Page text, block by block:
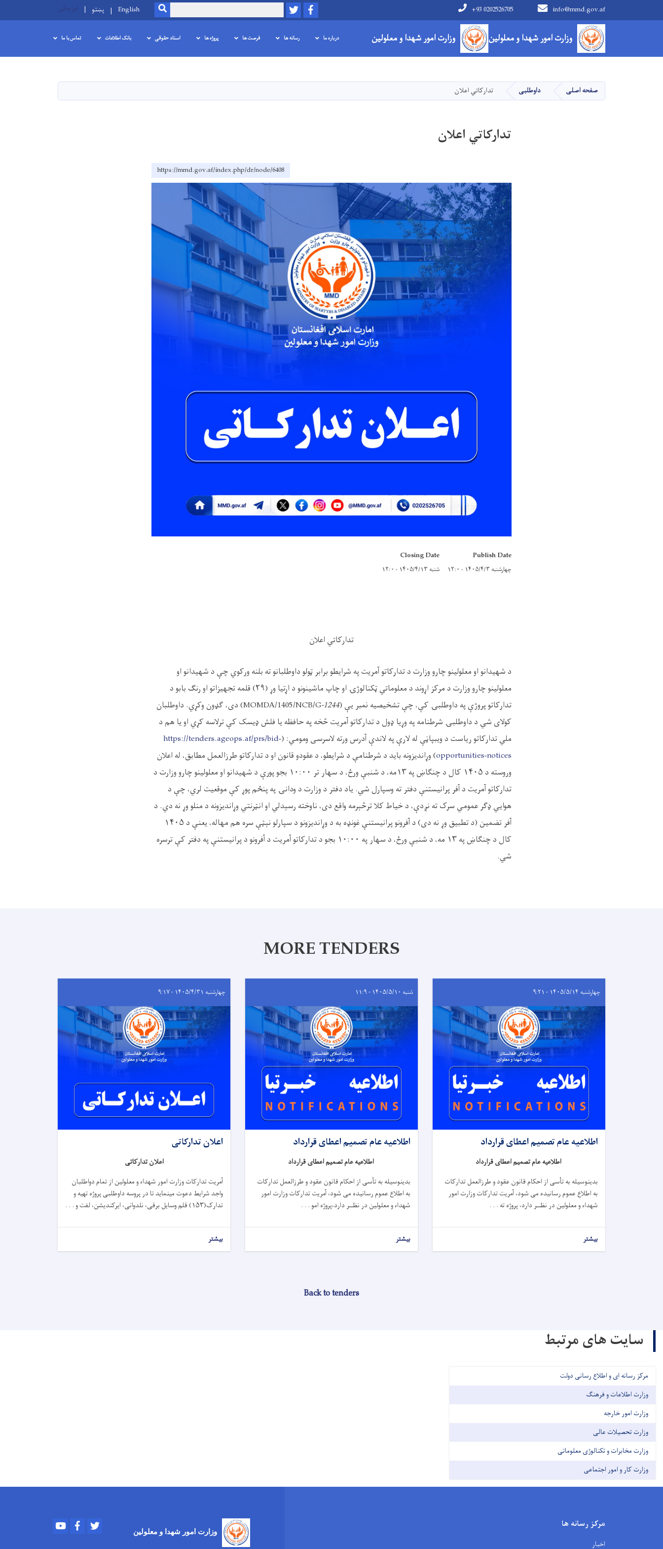
content
info@mmd.gov.af
+93 0202526705
Facebook
Twitter
Search
SEARCH
English پښتو اوزبیکی
وزارت امور شهدا و معلولین
Main navigation
وزارت امور شهدا و معلولین درباره ما رسانه ها فرصت ها پروژه ها اسناد حقوقی بانک اطلاعات تماس با ما
صفحه اصلی داوطلبی تدارکاتي اعلان
تدارکاتي اعلان
https://mmd.gov.af/index.php/dr/node/6408
Publish Date
چهارشنبه ۱۴۰۵/۴/۳ - ۱۲:۰
Closing Date
شنبه ۱۴۰۵/۴/۱۳ - ۱۲:۰
تدارکاتي اعلان
د شهیدانو او معلولینو چارو وزارت د تدارکاتو آمریت په شرایطو برابر ټولو داوطلبانو ته بلنه ورکوي چې د شهیدانو او
معلولینو چارو وزارت د مرکز اړوند د معلوماتي ټکنالوژۍ او چاپ ماشینونو د اړتیا وړ (۲۹) قلمه تجهیزاتو او رنګ بابو د
تدارکاتو پروژې په داوطلبۍ کې، چې تشخیصیه نمبر یې (
MOMDA/1405/NCB/G-1244
) دی، ګډون وکړي. داوطلبان
کولای شي د داوطلبۍ شرطنامه په وړیا ډول د تدارکاتو آمریت څخه په حافظه یا فلش ډیسک کې ترلاسه کړي او یا هم د
ملي تدارکاتو ریاست د ویبپاڼې له لارې په لاندې آدرس ورته لاسرسی ومومي: (https://tenders.ageops.af/prs/bid-
opportunities-notices) وړاندیزونه باید د شرطنامې د شرایطو، د عقودو قانون او د تدارکاتو طرزالعمل مطابق، له اعلان
وروسته د ۱۴۰۵ کال د چنګاښ په ۱۳مه، د شنبې ورځ، د سهار تر ۱۰:۰۰ بجو پورې د شهیدانو او معلولینو چارو وزارت د
تدارکاتو آمریت د آفر پرانیستنې دفتر ته وسپارل شي. یاد دفتر د وزارت د ودانۍ په پنځم پوړ کې موقعیت لري، چې د
هوایي ډګر عمومي سرک ته نږدې، د خیاط کلا ترڅېرمه واقع دی، ناوخته رسېدلي او انټرنتي وړاندیزونه د منلو وړ نه دي. د
آفر تضمین (د تطبیق وړ نه دی) د آفرونو پرانیستنې غونډه به د وړاندیزونو د سپارلو نېټې سره هم مهاله، یعنې د ۱۴۰۵
کال د چنګاښ په ۱۳ مه، د شنبې ورځ، د سهار په ۱۰:۰۰ بجو د تدارکاتو آمریت د آفرونو د پرانیستنې په دفتر کې ترسره
شي.
MORE TENDERS
چهارشنبه ۱۴۰۵/۵/۱۴ - ۹:۲۱
اطلاعیه عام تصمیم اعطای قرارداد
اطلاعیه عام تصمیم اعطای قرارداد
بدینوسیله به تأسی از احکام قانون عقود و طرزالعمل تدارکات
به اطلاع عموم رسانیده می شود، آمریت تدارکات وزارت امور
شهداء و معلولین در نظــر دارد، پروژهته . . .
بیشتر
شنبه ۱۴۰۵/۵/۱۰ - ۱۱:۹
اطلاعیه عام تصمیم اعطای قرارداد
اطلاعیه عام تصمیم اعطای قرارداد
بدینوسیله به تأسی از احکام قانون عقود و طرزالعمل تدارکات
به اطلاع عموم رسانیده می شود، آمریت تدارکات وزارت امور
شهداء و معلولین در نظــر دارد،پروژه امو . . .
بیشتر
چهارشنبه ۱۴۰۵/۴/۳۱ - ۹:۱۷
اعلان تدارکاتی
اعلان تدارکاتی
آمریت تدارکات وزارت امور شهداء و معلولین از تمام دواطلبان
واجد شرایط دعوت می­نماید تا در پروسه داوطلبی پروژهتهیه و
تدارک(۱۵۳) قلم وسایل برقی، نلدوانی، ایرکندیشن، لفت و . . .
بیشتر
Back to tenders
سایت های مرتبط
مرکز رسانه ای و اطلاع رسانی دولت
وزارت اطلاعات و فرهنگ
وزارت امور خارجه
وزارت تحصیلات عالی
وزارت مخابرات و تکنالوژی معلوماتی
وزارت کار و امور اجتماعی
مرکز رسانه ها
اخبار
وزارت امور شهدا و معلولین
Youtube Facebook